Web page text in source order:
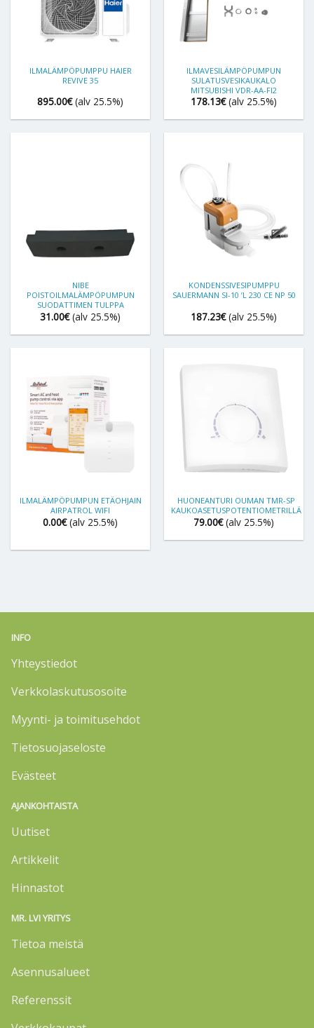
ILMALÄMPÖPUMPPU HAIER
REVIVE 35
895.00€ (alv 25.5%)
ILMAVESILÄMPÖPUMPUN
SULATUSVESIKAUKALO
MITSUBISHI VDR-AA-FI2
178.13€ (alv 25.5%)
NIBE
POISTOILMALÄMPÖPUMPUN
SUODATTIMEN TULPPA
31.00€ (alv 25.5%)
KONDENSSIVESIPUMPPU
SAUERMANN SI-10 ’L 230 CE NP 50
187.23€ (alv 25.5%)
ILMALÄMPÖPUMPUN ETÄOHJAIN
AIRPATROL WIFI
0.00€ (alv 25.5%)
HUONEANTURI OUMAN TMR-SP
KAUKOASETUSPOTENTIOMETRILLÄ
79.00€ (alv 25.5%)
INFO
Yhteystiedot
Verkkolaskutusosoite
Myynti- ja toimitusehdot
Tietosuojaseloste
Evästeet
AJANKOHTAISTA
Uutiset
Artikkelit
Hinnastot
MR. LVI YRITYS
Tietoa meistä
Asennusalueet
Referenssit